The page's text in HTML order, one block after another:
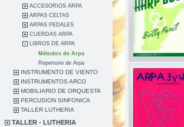
ACCESORIOS ARPA
ARPAS CELTAS
ARPAS PEDALES
CUERDAS ARPA
LIBROS DE ARPA
Métodos de Arpa
Repertorio de Arpa
INSTRUMENTO DE VIENTO
INSTRUMENTOS ARCO
MOBILIARIO DE ORQUESTA
PERCUSION SINFONICA
TALLER LUTHERIA
TALLER - LUTHERIA